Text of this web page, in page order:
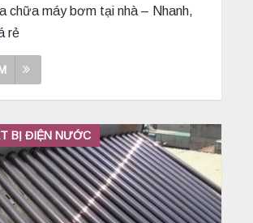
chữa máy bơm tại nhà – Nhanh,
rẻ
BỊ ĐIỆN NƯỚC